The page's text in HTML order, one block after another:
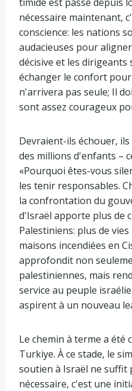
nécessaire maintenant,
conscience: les nations
audacieuses pour
décisive et les dirigeants
échanger le confort
n'arrivera pas seule; Il
sont assez courageux
Devraient-ils échouer,
des millions d'enfants –
«Pourquoi êtes-vous
les tenir responsables.
la confrontation du
d'Israël apporte plus de
Palestiniens: plus de
maisons incendiées en
approfondit non
palestiniennes, mais
service au peuple
aspirent à un nouveau
Le chemin à terme a été
Turkiye. À ce stade, le
soutien à Israël ne suffit
nécessaire, c'est une